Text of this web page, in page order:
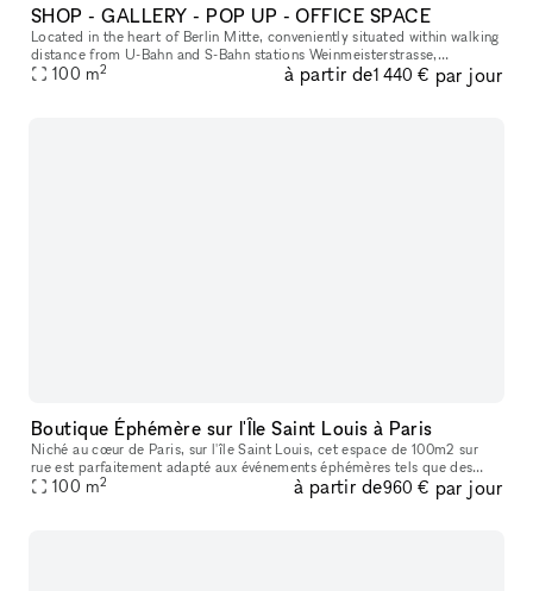
SHOP - GALLERY - POP UP - OFFICE SPACE
Located in the heart of Berlin Mitte, conveniently situated within walking
distance from U-Bahn and S-Bahn stations Weinmeisterstrasse,
Oranienburger Strasse, Hackescher Markt and Rosenthaler Platz,
100 m2 à partir de1 440 € par jour
Boutique Éphémère sur l'Île Saint Louis à Paris
Niché au cœur de Paris, sur l'île Saint Louis, cet espace de 100m2 sur
rue est parfaitement adapté aux événements éphémères tels que des
pop-up store, showrooms, des présentations d'art et des événe
100 m2 à partir de960 € par jour